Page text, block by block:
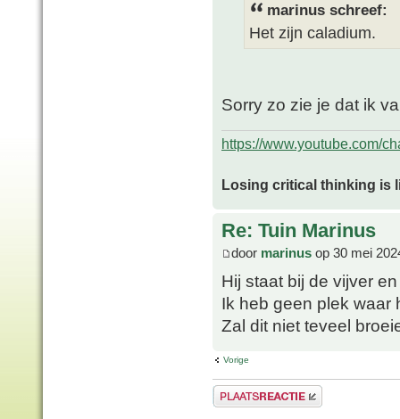
marinus schreef:
Het zijn caladium.
Sorry zo zie je dat ik
https://www.youtube.com/
Losing critical thinking is
Re: Tuin Marinus
door marinus op 30 mei
Hij staat bij de vijver
Ik heb geen plek waar
Zal dit niet teveel
Vorige
Plaats een reactie